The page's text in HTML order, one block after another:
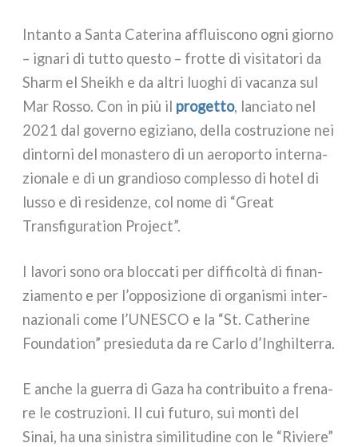
Intanto a Santa Caterina afflui­sco­no ogni gior­no
– igna­ri di tut­to que­sto – frot­te di visi­ta­to­ri da
Sharm el Sheikh e da altri luo­ghi di vacan­za sul
Mar Rosso. Con in più il pro­get­to, lan­cia­to nel
2021 dal gover­no egi­zia­no, del­la costru­zio­ne nei
din­tor­ni del mona­ste­ro di un aero­por­to inter­na­
zio­na­le e di un gran­dio­so com­ples­so di hotel di
lus­so e di resi­den­ze, col nome di “Great
Transfiguration Project”.
I lavo­ri sono ora bloc­ca­ti per dif­fi­col­tà di finan­
zia­men­to e per l’opposizione di orga­ni­smi inter­
na­zio­na­li come l’UNESCO e la “St. Catherine
Foundation” pre­sie­du­ta da re Carlo d’Inghilterra.
E anche la guer­ra di Gaza ha con­tri­bui­to a fre­na­
re le costru­zio­ni. Il cui futu­ro, sui mon­ti del
Sinai, ha una sini­stra simi­li­tu­di­ne con le “Riviere”